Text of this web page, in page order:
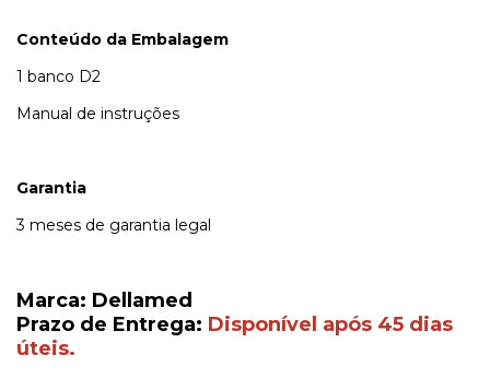
Conteúdo da Embalagem
1 banco D2
Manual de instruções
Garantia
3 meses de garantia legal
Marca: Dellamed
Prazo de Entrega: Disponível após 45 dias
úteis.